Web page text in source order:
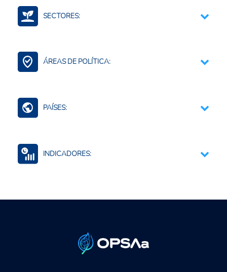
SECTORES:
ÁREAS DE POLÍTICA:
PAÍSES:
INDICADORES: